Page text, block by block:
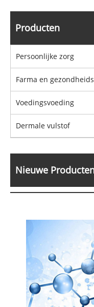
Producten
Persoonlijke zorg
Farma en
Voedingsvoeding
Dermale vulstof
Nieuwe